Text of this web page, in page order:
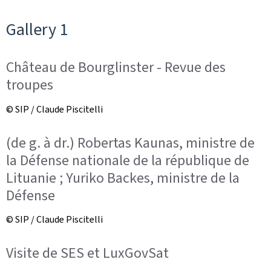
Gallery 1
Château de Bourglinster - Revue des
troupes
© SIP / Claude Piscitelli
(de g. à dr.) Robertas Kaunas, ministre de
la Défense nationale de la république de
Lituanie ; Yuriko Backes, ministre de la
Défense
© SIP / Claude Piscitelli
Visite de SES et LuxGovSat